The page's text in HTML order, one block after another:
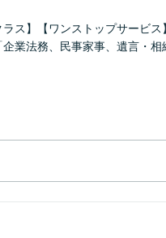
ス】【ワンストップサービス
業法務、民事家事、遺言・相